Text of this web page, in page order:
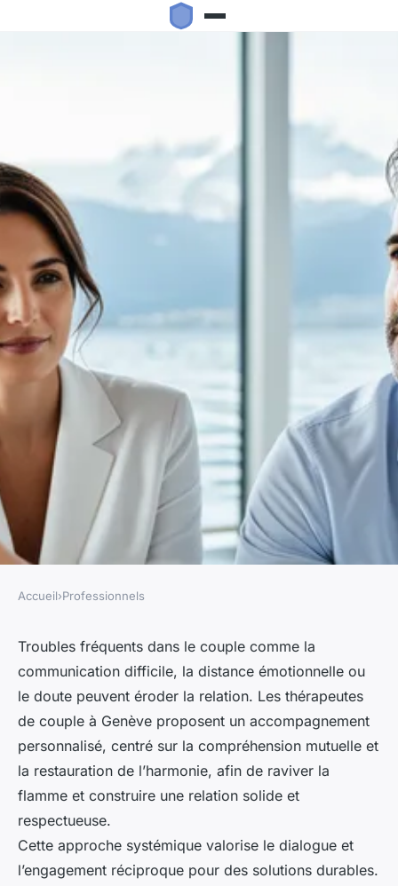
Thérapeute de couple à
genève : ravivez la flamme
ensemble
Chloé•29 mai 2025•8 min de lecture
Accueil›Professionnels
Troubles fréquents dans le couple comme la
communication difficile, la distance émotionnelle ou
le doute peuvent éroder la relation. Les thérapeutes
de couple à Genève proposent un accompagnement
personnalisé, centré sur la compréhension mutuelle et
la restauration de l’harmonie, afin de raviver la
flamme et construire une relation solide et
respectueuse.
Cette approche systémique valorise le dialogue et
l’engagement réciproque pour des solutions durables.